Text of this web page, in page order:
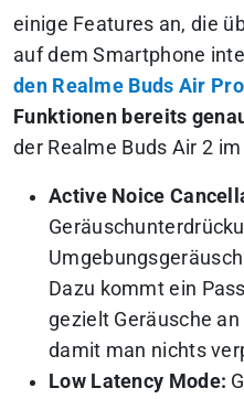
einige Features an, die
auf dem Smartphone
den Realme Buds Air Pro
Funktionen bereits
der Realme Buds Air 2
Active Noice
Dazu kommt ein
gezielt Geräusche
damit man nichts
Low Latency Mode: